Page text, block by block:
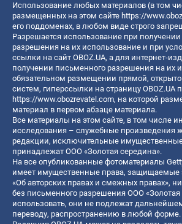
Использование любых материалов (в том
размещенных на этом сайте https://
его поддоменах, в любом виде строго
Разрешается использование при
разрешения на их использование и при
ссылки на сайт OBOZ.UA, а для интернет-
получении письменного разрешения на их
обязательном размещении прямой,
систем, гиперссылки на страницу OBOZ.UA
https://www.obozrevatel.com, на которой
материал в первом абзаце материала.
Все материалы на этом сайте, в том числе
исследования – служебные произведения
редакции, исключительные
принадлежат ООО «Золотая середина».
На все опубликованные фотоматериалы
имеет имущественные права, защищаемые
«Об авторских правах и смежных правах»,
без письменного разрешения ООО «Золотая
использовать, они не подлежат
переводу, распространению в любой форме.